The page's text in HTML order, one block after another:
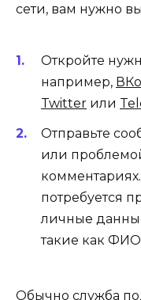
сети, вам нужно
Откройте
например,
Twitter или
Отправьте
или
потребуется
личные
такие как
Обычно служба